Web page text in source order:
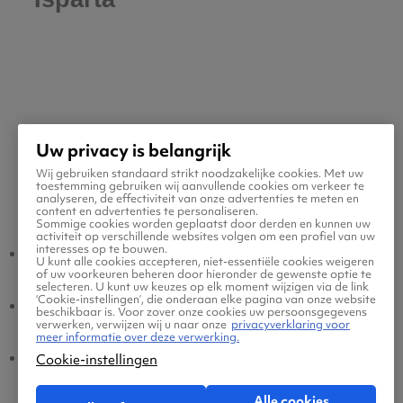
Populaire vluchten
Isparta - Amsterdam Amsterdam - Isparta
Isparta - Eindhoven Eindhoven - Isparta
Isparta - Brussel
Uw privacy is belangrijk
Wij gebruiken standaard strikt noodzakelijke cookies. Met uw
toestemming gebruiken wij aanvullende cookies om verkeer te
analyseren, de effectiviteit van onze advertenties te meten en
content en advertenties te personaliseren.
Sommige cookies worden geplaatst door derden en kunnen uw
activiteit op verschillende websites volgen om een profiel van uw
interesses op te bouwen.
U kunt alle cookies accepteren, niet-essentiële cookies weigeren
of uw voorkeuren beheren door hieronder de gewenste optie te
selecteren. U kunt uw keuzes op elk moment wijzigen via de link
‘Cookie-instellingen’, die onderaan elke pagina van onze website
beschikbaar is. Voor zover onze cookies uw persoonsgegevens
verwerken, verwijzen wij u naar onze privacyverklaring voor
meer informatie over deze verwerking.
Cookie-instellingen